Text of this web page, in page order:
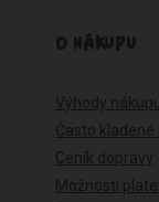
O NÁKUPU
Výhody
Často
Ceník dopravy
Možnosti